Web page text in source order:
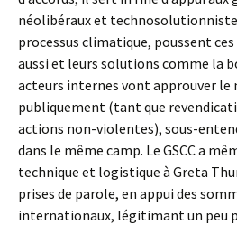
néolibéraux et
processus climatique, poussent
aussi et leurs solutions comme la
acteurs internes vont approuver
publiquement (tant que
actions non-violentes), sous-
dans le même camp. Le GSCC a
technique et logistique à Greta
prises de parole, en appui des
internationaux, légitimant un peu